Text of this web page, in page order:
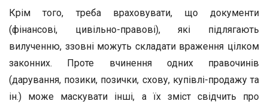
Крім того, треба враховувати, що документи
(фінансові, цивільно-правові), які підлягають
вилученню, ззовні можуть складати враження цілком
законних. Проте вчинення одних правочинів
(дарування, позики, позички, схову, купівлі-продажу та
ін.) може маскувати інші, а їх зміст свідчить про